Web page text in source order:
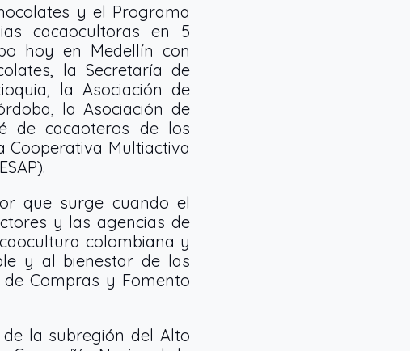
y el Programa
cacaocultoras en 5
hoy en Medellín con
la Secretaría de
la Asociación de
la Asociación de
de cacaoteros de los
Cooperativa Multiactiva
que surge cuando el
y las agencias de
colombiana y
y al bienestar de las
Compras y Fomento
la subregión del Alto